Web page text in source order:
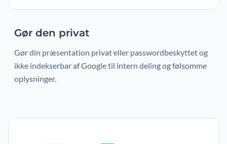
Gør den privat
Gør din præsentation privat eller passwordbeskyttet og
ikke indekserbar af Google til intern deling og følsomme
oplysninger.